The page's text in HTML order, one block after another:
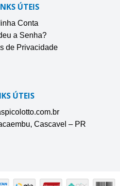
ÚTEIS
Conta
a Senha?
de Privacidade
ÚTEIS
Cascavel – PR